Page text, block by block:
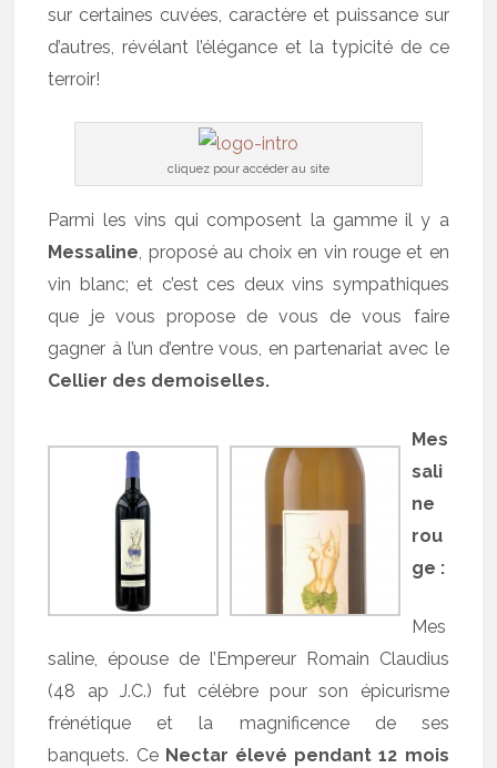
sur certaines cuvées, caractère et puissance sur
d’autres, révélant l’élégance et la typicité de ce
terroir!
cliquez pour accéder au site
Parmi les vins qui composent la gamme il y a
Messaline, proposé au choix en vin rouge et en
vin blanc; et c’est ces deux vins sympathiques
que je vous propose de vous de vous faire
gagner à l’un d’entre vous, en partenariat avec le
Cellier des demoiselles.
Mes
sali
ne
rou
ge :
Mes
saline, épouse de l’Empereur Romain Claudius
(48 ap J.C.) fut célèbre pour son épicurisme
frénétique et la magnificence de ses
banquets. CeNectar élevé pendant 12 mois